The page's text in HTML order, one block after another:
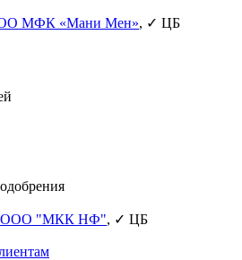
МФК «Мани Мен», ✓ ЦБ
ООО "МКК НФ", ✓ ЦБ